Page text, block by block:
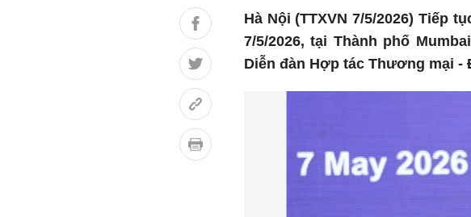
Hà Nội (TTXVN 7/5/2026) Tiếp
7/5/2026, tại Thành phố
Diễn đàn Hợp tác Thương mại -